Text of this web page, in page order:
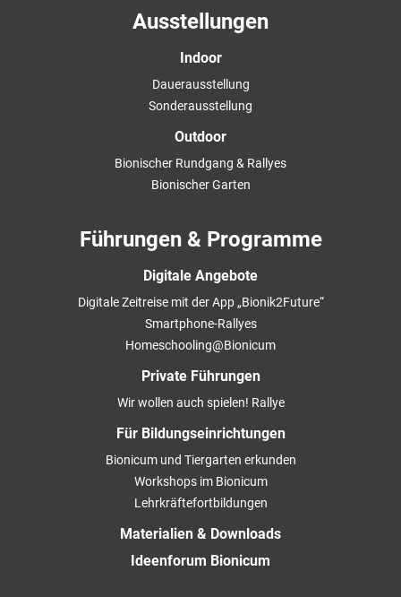
Ausstellungen
Indoor
Dauerausstellung
Sonderausstellung
Outdoor
Bionischer Rundgang & Rallyes
Bionischer Garten
Führungen & Programme
Digitale Angebote
Digitale Zeitreise mit der App „Bionik2Future“
Smartphone-Rallyes
Homeschooling@Bionicum
Private Führungen
Wir wollen auch spielen! Rallye
Für Bildungseinrichtungen
Bionicum und Tiergarten erkunden
Workshops im Bionicum
Lehrkräftefortbildungen
Materialien & Downloads
Ideenforum Bionicum